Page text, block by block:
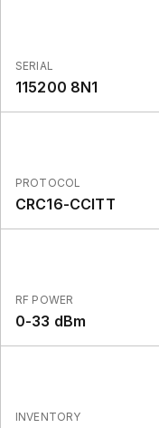
SERIAL
115200 8N1
PROTOCOL
CRC16-CCITT
RF POWER
0-33 dBm
INVENTORY